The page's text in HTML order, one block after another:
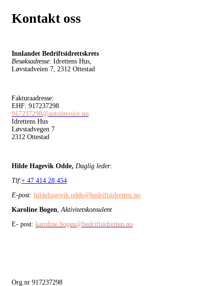
Kontakt oss
Innlandet Bedriftsidrettskrets
Besøksadresse: Idrettens Hus,
Løvstadveien 7, 2312 Ottestad
Fakturaadresse:
EHF: 917237298
917237298@autoinvoice.no
Idrettens Hus
Løvstadvegen 7
2312 Ottestad
Hilde Hagevik Odde, Daglig leder:
Tlf:+ 47 414 28 454
E-post: hildehagevik.odde@bedriftsidretten.no
Karoline Bogen Aktivitetskonsulent
E- post: karoline.bogen@bedriftsidretten.no
Org.nr 917237298